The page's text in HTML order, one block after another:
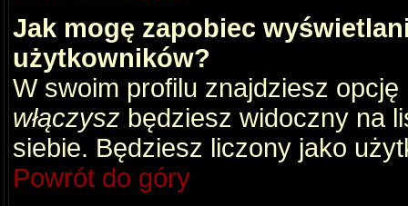
Jak mogę zapobiec
użytkowników?
W swoim profilu znajdziesz opcję
włączysz będziesz widoczny na
siebie. Będziesz liczony jako
Powrót do góry